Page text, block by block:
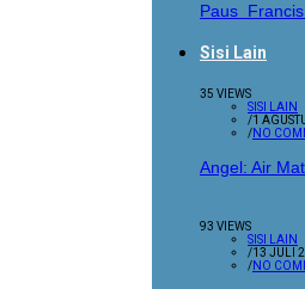
Paus
Sisi Lain
35 VIEWS
SISI LAIN
/1
/NO
Angel: Air
93 VIEWS
SISI LAIN
/13 JULI
/NO